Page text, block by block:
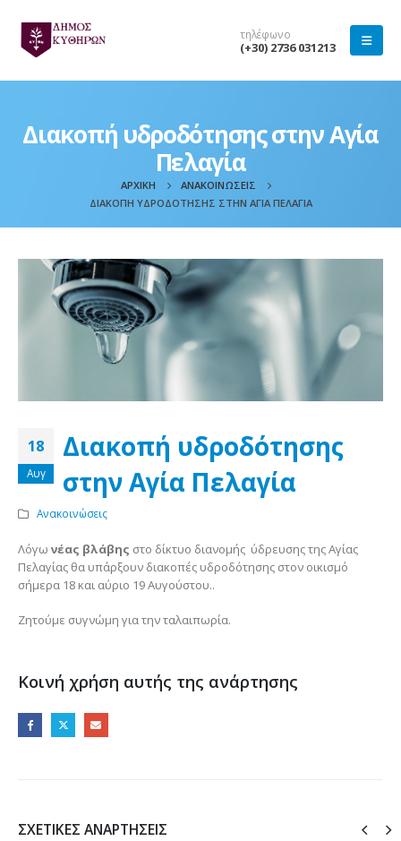
τηλέφωνο
(+30) 2736 031213
Διακοπή υδροδότησης στην Αγία
Πελαγία
ΑΡΧΙΚΉ
ΑΝΑΚΟΙΝΏΣΕΙΣ
ΔΙΑΚΟΠΉ ΥΔΡΟΔΌΤΗΣΗΣ ΣΤΗΝ ΑΓΊΑ ΠΕΛΑΓΊΑ
18
Αυγ
Διακοπή υδροδότησης
στην Αγία Πελαγία
Ανακοινώσεις
Λόγω νέας βλάβης στο δίκτυο διανομής ύδρευσης της Αγίας
Πελαγίας θα υπάρξουν διακοπές υδροδότησης στον οικισμό
σήμερα 18 και αύριο 19 Αυγούστου..
Ζητούμε συγνώμη για την ταλαιπωρία.
Κοινή χρήση αυτής της ανάρτησης
ΣΧΕΤΙΚΈΣ ΑΝΑΡΤΉΣΕΙΣ